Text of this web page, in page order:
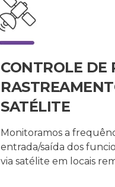
CONTROLE DE
SATÉLITE
Monitoramos a
entrada/saída dos
via satélite em locais